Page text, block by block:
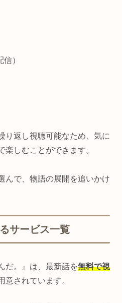
）
り返し視聴可能なため、気に
楽しむことができます。
んで、物語の展開を追いかけ
サービス一覧
だ。』は、最新話を無料で視
意されています。